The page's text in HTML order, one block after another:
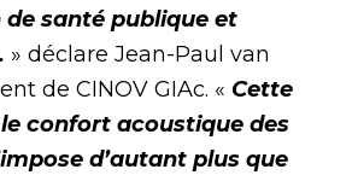
de santé publique et
» déclare Jean-Paul van
de CINOV GIAc. « Cette
confort acoustique des
d’autant plus que